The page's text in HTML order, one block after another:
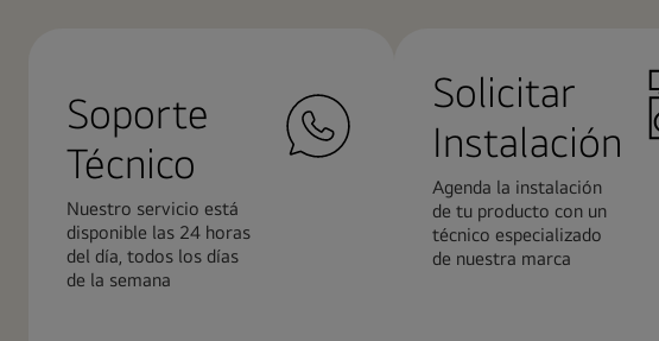
Soporte
Técnico
Nuestro servicio está
disponible las 24 horas
del día, todos los días
de la semana
Solicitar
Instalación
Agenda la instalación
de tu producto con un
técnico especializado
de nuestra marca